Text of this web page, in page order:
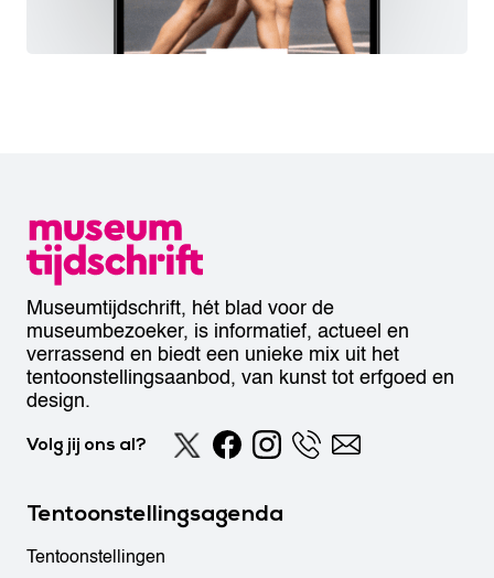
Museumtijdschrift, hét blad voor de
museumbezoeker, is informatief, actueel en
verrassend en biedt een unieke mix uit het
tentoonstellingsaanbod, van kunst tot erfgoed en
design.
Volg jij ons al?
Tentoonstellingsagenda
Tentoonstellingen